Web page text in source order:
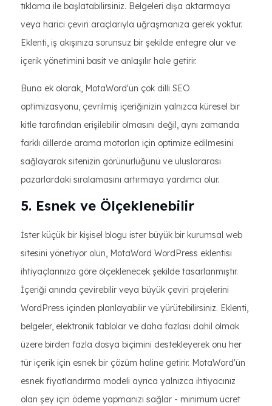
tıklama ile başlatabilirsiniz. Belgeleri dışa aktarmaya
veya harici çeviri araçlarıyla uğraşmanıza gerek yoktur.
Eklenti, iş akışınıza sorunsuz bir şekilde entegre olur ve
içerik yönetimini basit ve anlaşılır hale getirir.
Buna ek olarak, MotaWord'ün çok dilli SEO
optimizasyonu, çevrilmiş içeriğinizin yalnızca küresel bir
kitle tarafından erişilebilir olmasını değil, aynı zamanda
farklı dillerde arama motorları için optimize edilmesini
sağlayarak sitenizin görünürlüğünü ve uluslararası
pazarlardaki sıralamasını artırmaya yardımcı olur.
5. Esnek ve Ölçeklenebilir
İster küçük bir kişisel blogu ister büyük bir kurumsal web
sitesini yönetiyor olun, MotaWord WordPress eklentisi
ihtiyaçlarınıza göre ölçeklenecek şekilde tasarlanmıştır.
İçeriği anında çevirebilir veya büyük çeviri projelerini
WordPress içinden planlayabilir ve yürütebilirsiniz. Eklenti,
belgeler, elektronik tablolar ve daha fazlası dahil olmak
üzere birden fazla dosya biçimini destekleyerek onu her
tür içerik için esnek bir çözüm haline getirir. MotaWord'ün
esnek fiyatlandırma modeli ayrıca yalnızca ihtiyacınız
olan şey için ödeme yapmanızı sağlar - minimum ücret